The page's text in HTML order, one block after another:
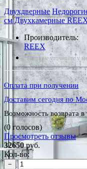
Двухдверные
см Двухкамерные
Производитель:
REEX
*Наличие уточняйте у
Оплата при получении
Доставим сегодня по
Возможность возврата в
(0 голосов)
Просмотреть отзывы
32650руб.
Кол-во:
−